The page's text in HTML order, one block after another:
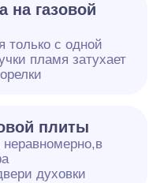
на газовой
только с одной
пламя затухает
плиты
духовки